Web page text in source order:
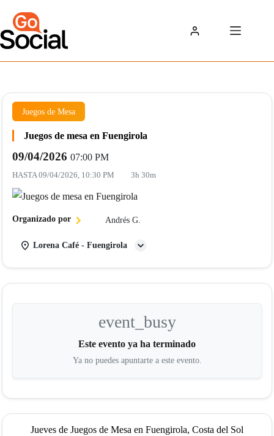
contenido
Juegos de Mesa
Juegos de mesa en Fuengirola
09/04/2026 07:00 PM
HASTA09/04/2026, 10:30 PM 3h 30m
Organizado por Andrés G.
Lorena Café - Fuengirola
event_busy
Este evento ya ha terminado
Ya no puedes apuntarte a este evento.
Jueves de Juegos de Mesa en Fuengirola, Costa del Sol